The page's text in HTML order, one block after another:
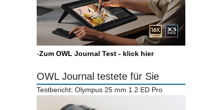
-Zum OWL Journal Test - klick hier
OWL Journal testete für Sie
Testbericht: Olympus 25 mm 1.2 ED Pro